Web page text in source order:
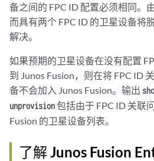
备之间的 FPC ID 配置必须相同。
而具有两个 FPC ID 的卫星设备将
解决。
如果预期的卫星设备在没有配置
到 Junos Fusion，则在将 FPC ID
备不会加入 Junos Fusion。输出
unprovision包括由于 FPC ID 关联
Fusion 的卫星设备列表。
了解 Junos Fusion